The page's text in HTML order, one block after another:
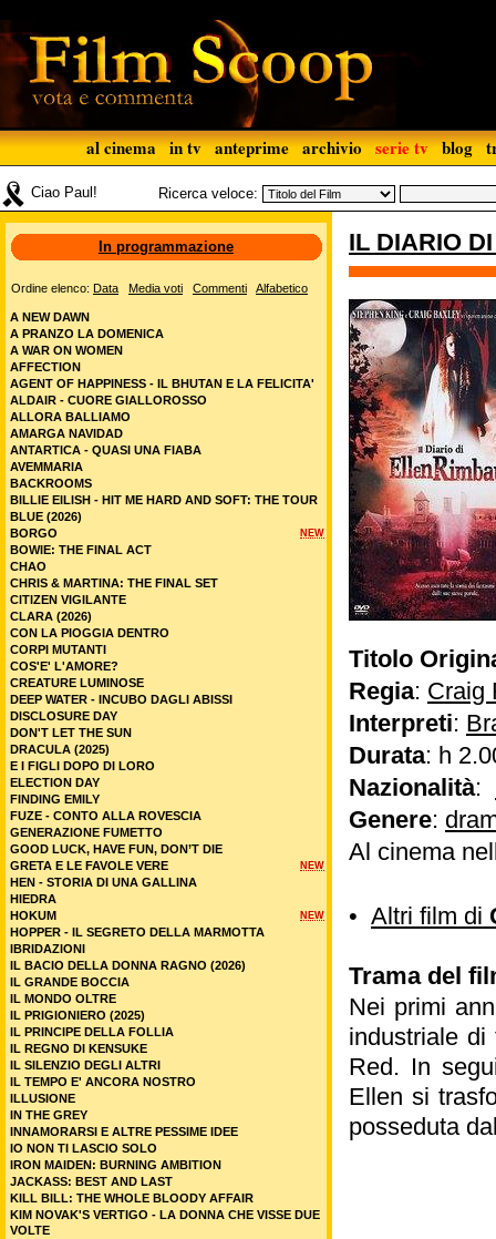
al cinema in tv anteprime archivio serie tv blog
Ciao Paul! Ricerca veloce:
IL DIARIO
Titolo
Regia: Craig
Interpreti:
Durata: h
Nazionalità:
Genere:
Al cinema
• Altri film di
Trama del
Nei primi
industriale
Red. In
Ellen si
posseduta
In programmazione
Ordine elenco: Data Media voti Commenti Alfabetico
A NEW DAWN
A PRANZO LA DOMENICA
A WAR ON WOMEN
AFFECTION
AGENT OF HAPPINESS - IL BHUTAN E LA FELICITA'
ALDAIR - CUORE GIALLOROSSO
ALLORA BALLIAMO
AMARGA NAVIDAD
ANTARTICA - QUASI UNA FIABA
AVEMMARIA
BACKROOMS
BILLIE EILISH - HIT ME HARD AND SOFT: THE TOUR
BLUE (2026)
NEW
BORGO
BOWIE: THE FINAL ACT
CHAO
CHRIS & MARTINA: THE FINAL SET
CITIZEN VIGILANTE
CLARA (2026)
CON LA PIOGGIA DENTRO
CORPI MUTANTI
COS'E' L'AMORE?
CREATURE LUMINOSE
DEEP WATER - INCUBO DAGLI ABISSI
DISCLOSURE DAY
DON'T LET THE SUN
DRACULA (2025)
E I FIGLI DOPO DI LORO
ELECTION DAY
FINDING EMILY
FUZE - CONTO ALLA ROVESCIA
GENERAZIONE FUMETTO
GOOD LUCK, HAVE FUN, DON’T DIE
NEW
GRETA E LE FAVOLE VERE
HEN - STORIA DI UNA GALLINA
HIEDRA
NEW
HOKUM
HOPPER - IL SEGRETO DELLA MARMOTTA
IBRIDAZIONI
IL BACIO DELLA DONNA RAGNO (2026)
IL GRANDE BOCCIA
IL MONDO OLTRE
IL PRIGIONIERO (2025)
IL PRINCIPE DELLA FOLLIA
IL REGNO DI KENSUKE
IL SILENZIO DEGLI ALTRI
IL TEMPO E' ANCORA NOSTRO
ILLUSIONE
IN THE GREY
INNAMORARSI E ALTRE PESSIME IDEE
IO NON TI LASCIO SOLO
IRON MAIDEN: BURNING AMBITION
JACKASS: BEST AND LAST
KILL BILL: THE WHOLE BLOODY AFFAIR
KIM NOVAK'S VERTIGO - LA DONNA CHE VISSE DUE
VOLTE